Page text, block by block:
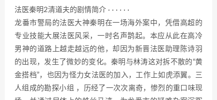
法医秦明2清道夫的剧情简介 · · · · · ·
龙番市警局的法医大神秦明在一场海外案中，凭借高超的
专业技能大展法医风采，一时名声鹊起。本应从此在高冷
男神的道路上越走越远的他，却因为新晋法医助理陈诗羽
的出现，发生了微妙的变化。秦明与林涛这对拆不散的“黄
金搭档”，也因为怪力女法医的加入，工作上如虎添翼。三
人组成的勘探小组 ，历经了一次次离奇，惨烈的重口味现